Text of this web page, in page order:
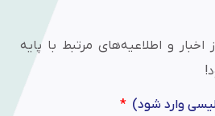
اخبار و اطلاعیه‌های مرتبط با پایه
وارد شود)